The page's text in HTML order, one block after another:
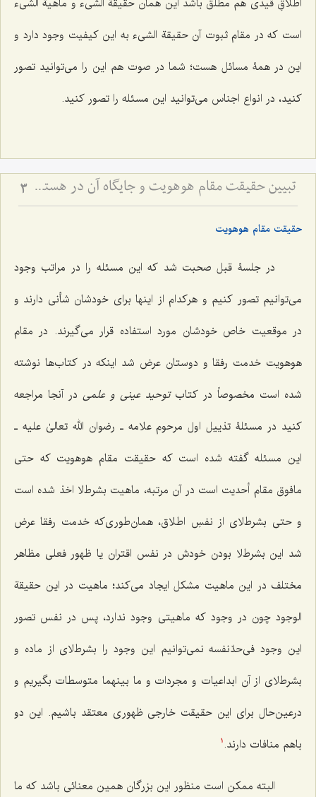
است كه در مقام ثبوت آن حقیقة ‌الشی‌ء به این كیفیت وجود دارد و
این در همۀ مسائل هست؛ شما در صوت هم این را مى‌توانید تصور
كنید، در انواع اجناس مى‌توانید این مسئله را تصور كنید.
تبیین حقیقت مقام هوهویت و جایگاه آن در هستی - تحلیل نسبت میان ذات باری‌تعالی و ظهورات عالم وجود 3
حقیقت مقام هوهویت
در جلسۀ قبل صحبت شد که این مسئله را در مراتب وجود
مى‌توانیم تصور كنیم و هركدام از اینها براى خودشان شأنى دارند و
در موقعیت خاص خودشان مورد استفاده قرار مى‌گیرند. در مقام
هوهویت خدمت رفقا و دوستان عرض شد اینكه در کتاب‌ها نوشته
شده است مخصوصاً در كتابتوحید عینى و علمى در آنجا مراجعه
كنید در مسئلۀ تذییل اول مرحوم علامه ـ رضوان الله تعالیٰ علیه ـ
این مسئله‌ گفته شده است كه حقیقت مقام هوهویت كه حتى
مافوق مقام أحدیت است در آن مرتبه، ماهیت بشرط‌لا اخذ شده است
و حتى بشرط‌لاى از نفسِ اطلاق، همان‌طوری‌كه خدمت رفقا عرض
شد این بشرط‌لا بودن خودش در نفس اقتران یا ظهور فعلى مظاهر
مختلف در این ماهیت مشكل ایجاد مى‌كند؛ ماهیت در این حقیقة
الوجود چون در وجود كه ماهیتى وجود ندارد، پس در نفس تصور
این وجود فی‌حدّنفسه نمى‌توانیم این وجود را بشرط‌لاى از ماده و
بشرط‌لاى از آن ابداعیات و مجردات و ما بینهما متوسطات بگیریم و
درعین‌حال براى این حقیقت خارجى ظهورى معتقد باشیم. این دو
باهم منافات دارند. 1
البته ممكن است منظور این بزرگان همین معنائى باشد كه ما